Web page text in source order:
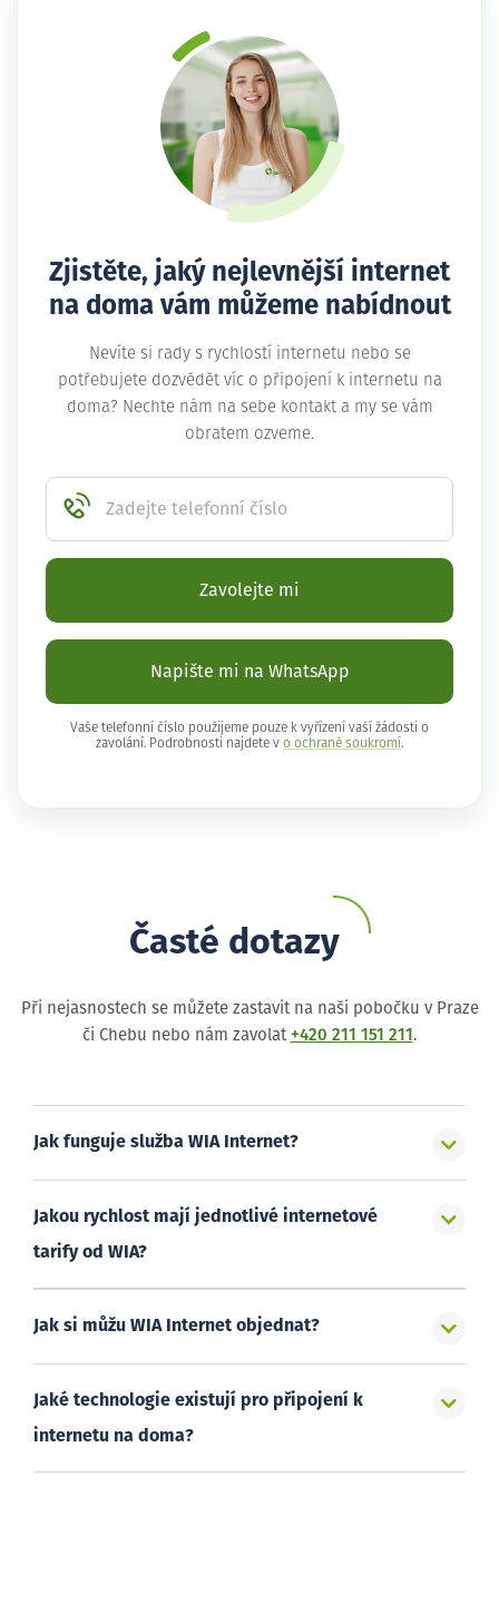
Zjistěte, jaký nejlevnější internet
na doma vám můžeme nabídnout
Nevíte si rady s rychlostí internetu nebo se
potřebujete dozvědět víc o připojení k internetu na
doma? Nechte nám na sebe kontakt a my se vám
obratem ozveme.
Zadejte telefonní číslo
Zavolejte mi
Napište mi na WhatsApp
Vaše telefonní číslo použijeme pouze k vyřízení vaší žádosti o
zavolání. Podrobnosti najdete v o ochraně soukromí .
Časté dotazy
Při nejasnostech se můžete zastavit na naši pobočku v Praze
či Chebu nebo nám zavolat +420 211 151 211 .
Jak funguje služba WIA Internet?
Jakou rychlost mají jednotlivé internetové
tarify od WIA?
Jak si můžu WIA Internet objednat?
Jaké technologie existují pro připojení k
internetu na doma?